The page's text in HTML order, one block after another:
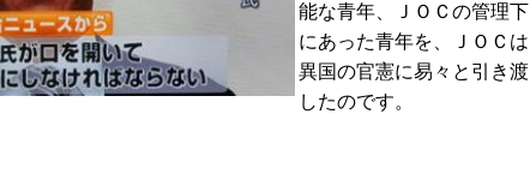
能な青年、ＪＯＣの管理下
にあった青年を、ＪＯＣは
異国の官憲に易々と引き渡
したのです。